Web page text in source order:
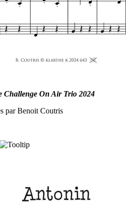
Challenge On Air Trio 2024
par Benoit Coutris